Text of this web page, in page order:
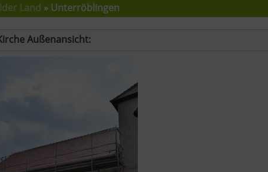
Land » Unterröblingen
Außenansicht: